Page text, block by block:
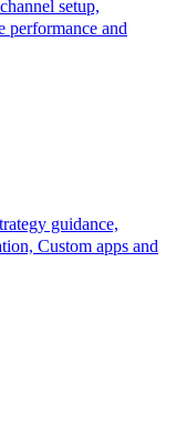
setup,
performance and
guidance,
Custom apps and